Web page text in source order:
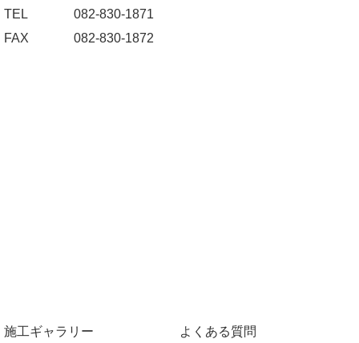
TEL
082-830-1871
FAX
082-830-1872
施工ギャラリー よくある質問